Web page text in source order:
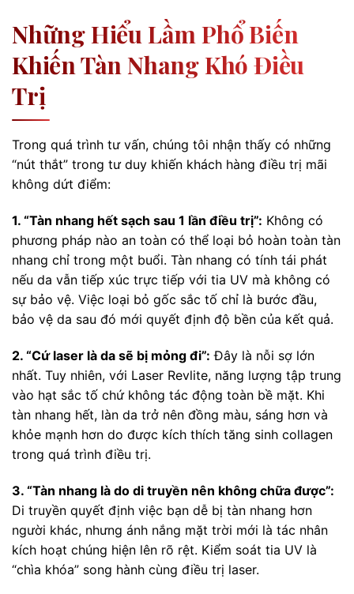
Những Hiểu Lầm Phổ Biến
Khiến Tàn Nhang Khó Điều
Trị
Trong quá trình tư vấn, chúng tôi nhận thấy có những
“nút thắt” trong tư duy khiến khách hàng điều trị mãi
không dứt điểm:
1. “Tàn nhang hết sạch sau 1 lần điều trị”: Không có
phương pháp nào an toàn có thể loại bỏ hoàn toàn tàn
nhang chỉ trong một buổi. Tàn nhang có tính tái phát
nếu da vẫn tiếp xúc trực tiếp với tia UV mà không có
sự bảo vệ. Việc loại bỏ gốc sắc tố chỉ là bước đầu,
bảo vệ da sau đó mới quyết định độ bền của kết quả.
2. “Cứ laser là da sẽ bị mỏng đi”: Đây là nỗi sợ lớn
nhất. Tuy nhiên, với Laser Revlite, năng lượng tập trung
vào hạt sắc tố chứ không tác động toàn bề mặt. Khi
tàn nhang hết, làn da trở nên đồng màu, sáng hơn và
khỏe mạnh hơn do được kích thích tăng sinh collagen
trong quá trình điều trị.
3. “Tàn nhang là do di truyền nên không chữa được”:
Di truyền quyết định việc bạn dễ bị tàn nhang hơn
người khác, nhưng ánh nắng mặt trời mới là tác nhân
kích hoạt chúng hiện lên rõ rệt. Kiểm soát tia UV là
“chìa khóa” song hành cùng điều trị laser.